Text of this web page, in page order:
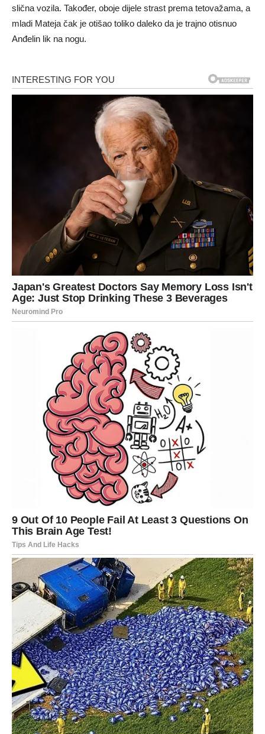
slična vozila. Također, oboje dijele strast prema tetovažama, a
mladi Mateja čak je otišao toliko daleko da je trajno otisnuo
Anđelin lik na nogu.